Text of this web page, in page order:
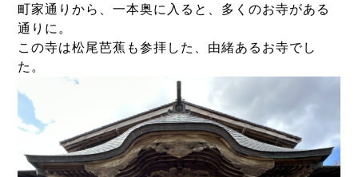
町家通りから、一本奥に入ると、多くのお寺がある
通りに。
この寺は松尾芭蕉も参拝した、由緒あるお寺でし
た。